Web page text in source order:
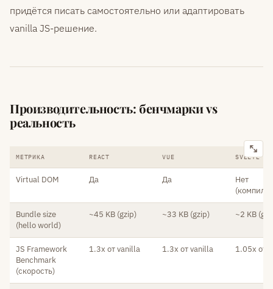
придётся писать самостоятельно или адаптировать
vanilla JS-решение.
Производительность: бенчмарки vs
реальность
МЕТРИКА REACT VUE SVELTE
Virtual DOM Да Да
Нет
Bundle size
(hello world)
~45 KB (gzip) ~33 KB (gzip) ~2 KB
JS Framework
Benchmark
(скорость)
1.3x от vanilla 1.3x от vanilla 1.05x от